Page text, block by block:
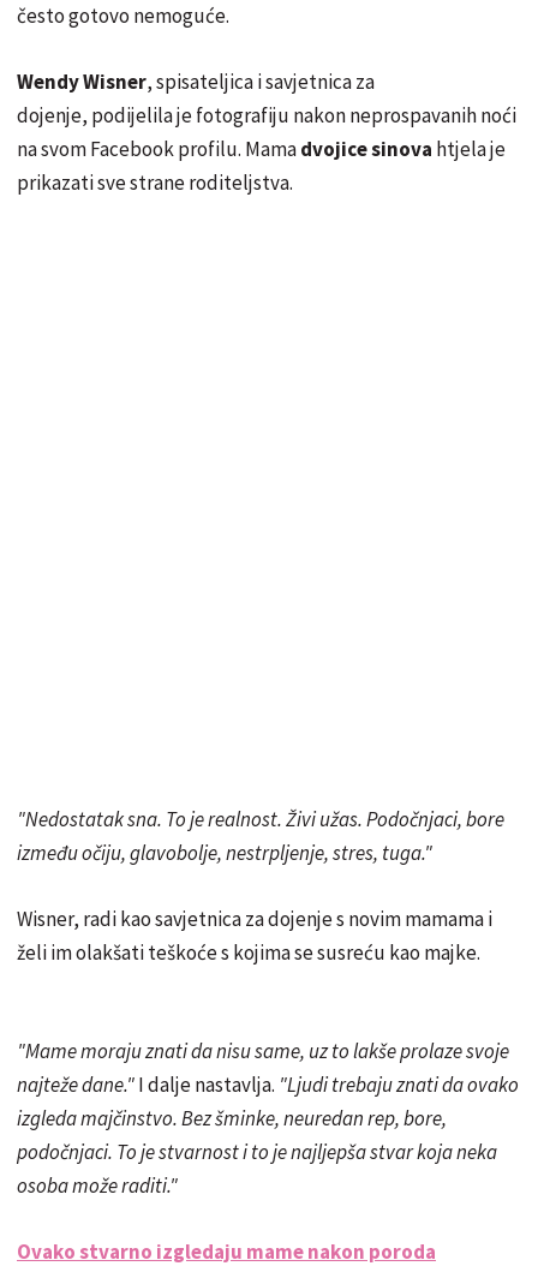
često gotovo nemoguće.
Wendy Wisner, spisateljica i savjetnica za
dojenje, podijelila je fotografiju nakon neprospavanih noći
na svom Facebook profilu. Mamadvojice sinova htjela je
prikazati sve strane roditeljstva.
"Nedostatak sna. To je realnost. Živi užas. Podočnjaci, bore
između očiju, glavobolje, nestrpljenje, stres, tuga."
Wisner, radi kao savjetnica za dojenje s novim mamama i
želi im olakšati teškoće s kojima se susreću kao majke.
"Mame moraju znati da nisu same, uz to lakše prolaze svoje
najteže dane."I dalje nastavlja. "Ljudi trebaju znati da ovako
izgleda majčinstvo. Bez šminke, neuredan rep, bore,
podočnjaci. To je stvarnost i to je najljepša stvar koja neka
osoba može raditi."
Ovako stvarno izgledaju mame nakon poroda